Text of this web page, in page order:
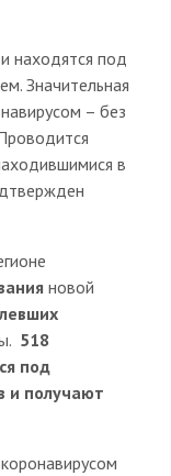
под
Значительная
– без
в
новой
518
под
и получают